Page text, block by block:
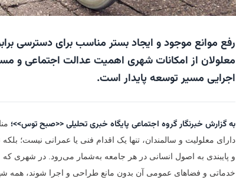
رفع موانع موجود و ایجاد بستر مناسب برای دسترسی
معلولان از امکانات شهری اهمیت عدالت اجتماعی و
اجرایی مسیر توسعه پایدار است.
به گزارش خبرنگار گروه اجتماعی پایگاه خبری تحلیلی<<صبح توس>>؛
دارای معلولیت و سالمندان، تنها یک اقدام فنی یا عمرانی نیست؛ بلکه
و پایبندی به اصول انسانی در هر جامعه به‌شمار می‌رود. در شهری که
خدماتی و فضاهای عمومی آن بدون مانع طراحی و اجرا شوند، همه